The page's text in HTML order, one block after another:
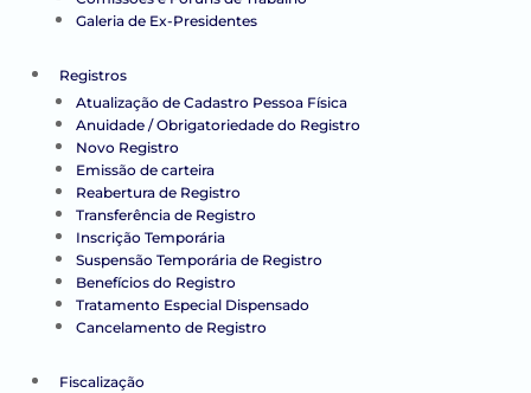
Galeria de Ex-Presidentes
Registros
Atualização de Cadastro Pessoa Física
Anuidade / Obrigatoriedade do Registro
Novo Registro
Emissão de carteira
Reabertura de Registro
Transferência de Registro
Inscrição Temporária
Suspensão Temporária de Registro
Benefícios do Registro
Tratamento Especial Dispensado
Cancelamento de Registro
Fiscalização